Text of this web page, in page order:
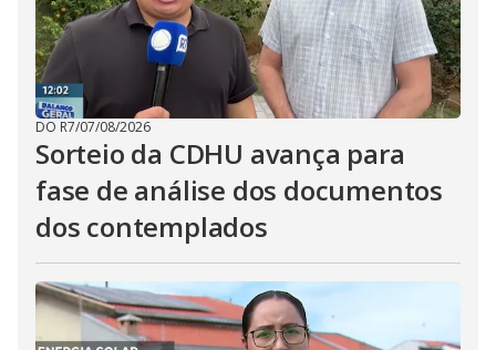
DO R7/07/08/2026
Sorteio da CDHU avança para
fase de análise dos documentos
dos contemplados